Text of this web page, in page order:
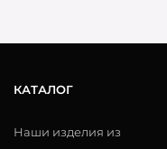
КАТАЛОГ
Наши изделия из